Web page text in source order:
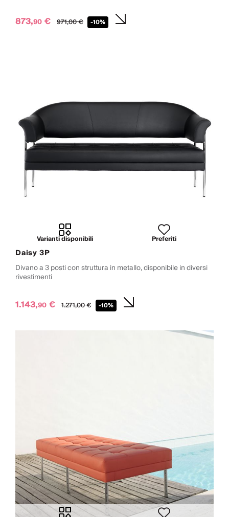
873,90 € 971,00€ -10%
Varianti disponibili Preferiti
Daisy 3P
Divano a 3 posti con struttura in metallo, disponibile in diversi
rivestimenti
1.143,90 € 1.271,00€ -10%